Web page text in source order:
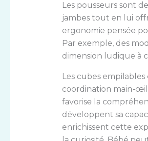
Les pousseurs sont
jambes tout en lui
ergonomie pensée
Par exemple, des
dimension ludique à
Les cubes
coordination main-
favorise la
développent sa
enrichissent cette